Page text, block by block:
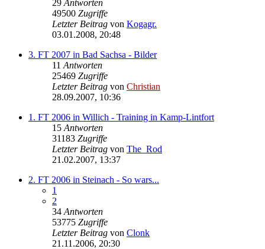
29 Antworten
49500 Zugriffe
Letzter Beitrag von Kogagr.
03.01.2008, 20:48
3. FT 2007 in Bad Sachsa - Bilder
11 Antworten
25469 Zugriffe
Letzter Beitrag von Christian
28.09.2007, 10:36
1. FT 2006 in Willich - Training in Kamp-Lintfort
15 Antworten
31183 Zugriffe
Letzter Beitrag von The_Rod
21.02.2007, 13:37
2. FT 2006 in Steinach - So wars...
1
2
34 Antworten
53775 Zugriffe
Letzter Beitrag von Clonk
21.11.2006, 20:30